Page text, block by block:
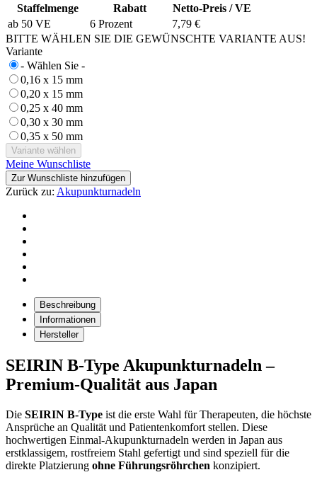
Staffelmenge
Rabatt
Netto-Preis / VE
ab 50 VE
6 Prozent
7,79 €
BITTE WÄHLEN SIE DIE GEWÜNSCHTE VARIANTE AUS!
Variante
- Wählen Sie -
0,16 x 15 mm
0,20 x 15 mm
0,25 x 40 mm
0,30 x 30 mm
0,35 x 50 mm
Meine Wunschliste
Zur Wunschliste hinzufügen
Zurück zu: Akupunkturnadeln
Beschreibung
Informationen
Hersteller
SEIRIN B-Type Akupunkturnadeln –
Premium-Qualität aus Japan
Die SEIRIN B-Type ist die erste Wahl für Therapeuten, die höchste
Ansprüche an Qualität und Patientenkomfort stellen. Diese
hochwertigen Einmal-Akupunkturnadeln werden in Japan aus
erstklassigem, rostfreiem Stahl gefertigt und sind speziell für die
direkte Platzierung ohne Führungsröhrchen konzipiert.